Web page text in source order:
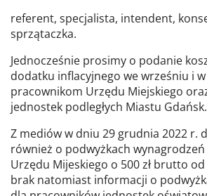
referent, specjalista, intendent,
sprzątaczka.
Jednocześnie prosimy o podanie
dodatku inflacyjnego we wrześniu i
pracownikom Urzędu Miejskiego
jednostek podległych Miastu Gdańsk.
Z mediów w dniu 29 grudnia 2022 r.
również o podwyżkach
Urzędu Mijeskiego o 500 zł brutto
brak natomiast informacji o